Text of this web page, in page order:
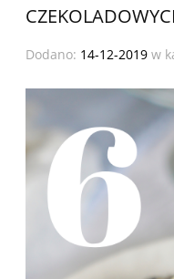
Dodano: 14-12-2019 w